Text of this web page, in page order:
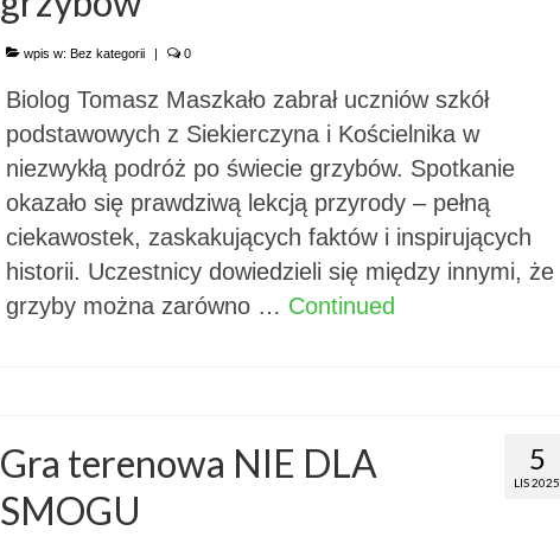
wpis w: Bez kategorii 0
Biolog Tomasz Maszkało zabrał uczniów szkół
podstawowych z Siekierczyna i Kościelnika w
niezwykłą podróż po świecie grzybów. Spotkanie
okazało się prawdziwą lekcją przyrody – pełną
ciekawostek, zaskakujących faktów i inspirujących
historii. Uczestnicy dowiedzieli się między innymi, że
grzyby można zarówno … Continued
5
LIS 2025
Gra terenowa NIE DLA
SMOGU